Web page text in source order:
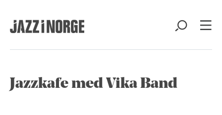
Jazzkafe med Vika Band